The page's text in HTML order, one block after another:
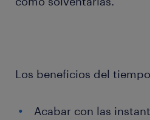
Los beneficios del
Acabar con las